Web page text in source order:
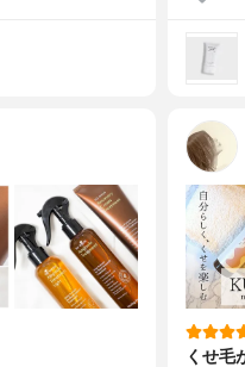
くせ毛